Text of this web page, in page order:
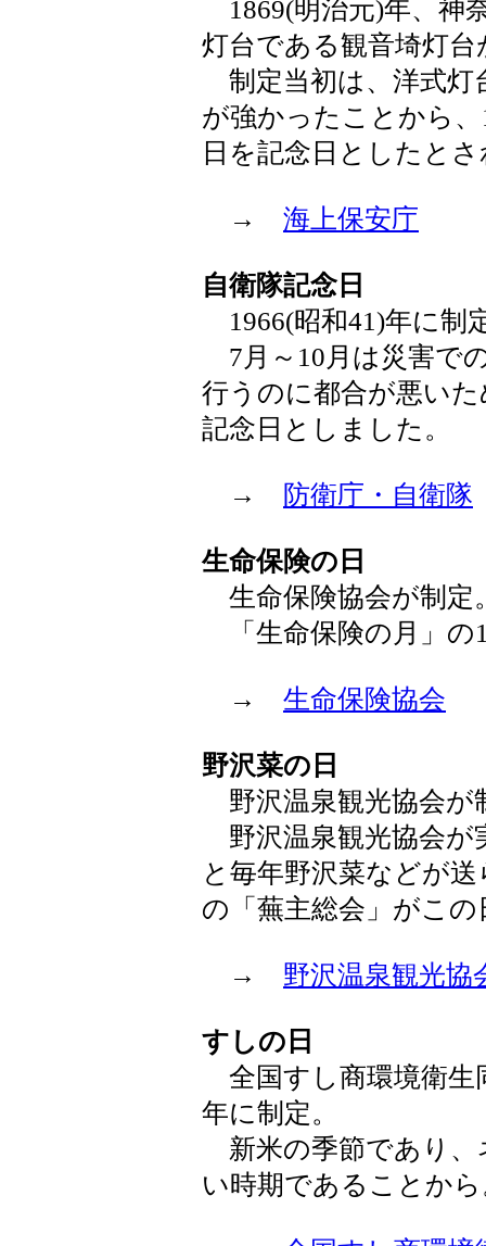
1869(明治元)年、神
灯台である観音埼灯
制定当初は、洋式灯
が強かったことから
日を記念日としたと
→ 海上保安庁
自衛隊記念日
1966(昭和41)年に制
7月～10月は災害で
行うのに都合が悪い
記念日としました。
→ 防衛庁・自衛隊
生命保険の日
生命保険協会が制定
「生命保険の月」の
→ 生命保険協会
野沢菜の日
野沢温泉観光協会が
野沢温泉観光協会が
と毎年野沢菜などが
の「蕪主総会」がこ
→ 野沢温泉観光協
すしの日
全国すし商環境衛生
年に制定。
新米の季節であり、
い時期であることか